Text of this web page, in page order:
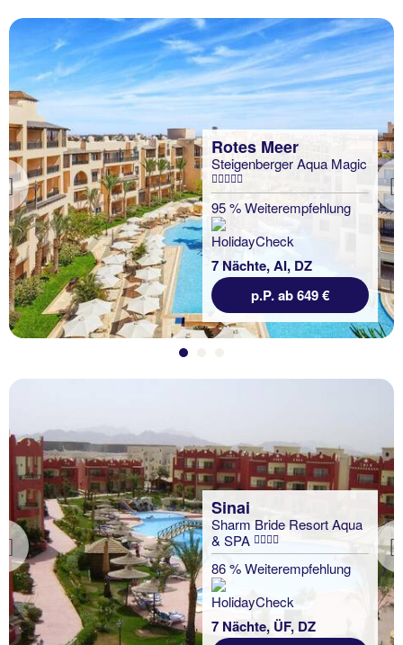
Previous
Rotes Meer
Steigenberger Aqua Magic
95 % Weiterempfehlung
7 Nächte, AI, DZ
p.P. ab 649 €
Previous
Sinai
Sharm Bride Resort Aqua
& SPA
86 % Weiterempfehlung
7 Nächte, ÜF, DZ